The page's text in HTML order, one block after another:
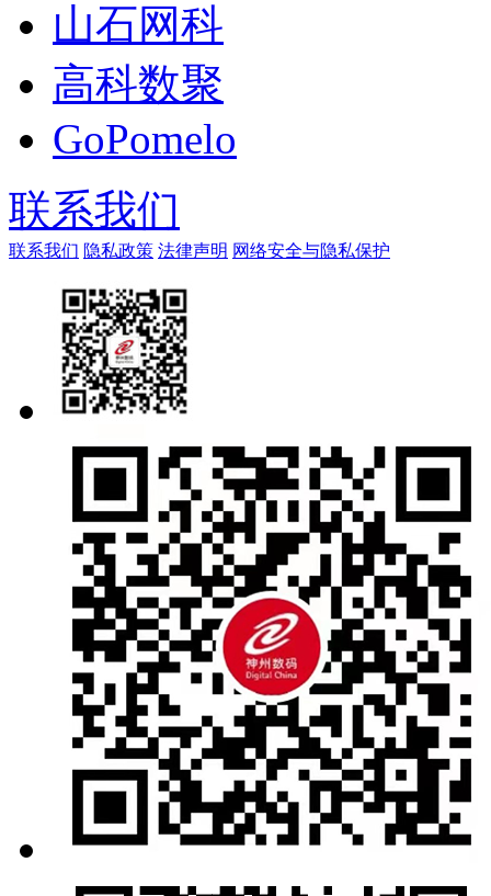
山石网科
高科数聚
GoPomelo
联系我们
联系我们 隐私政策 法律声明 网络安全与隐私保护